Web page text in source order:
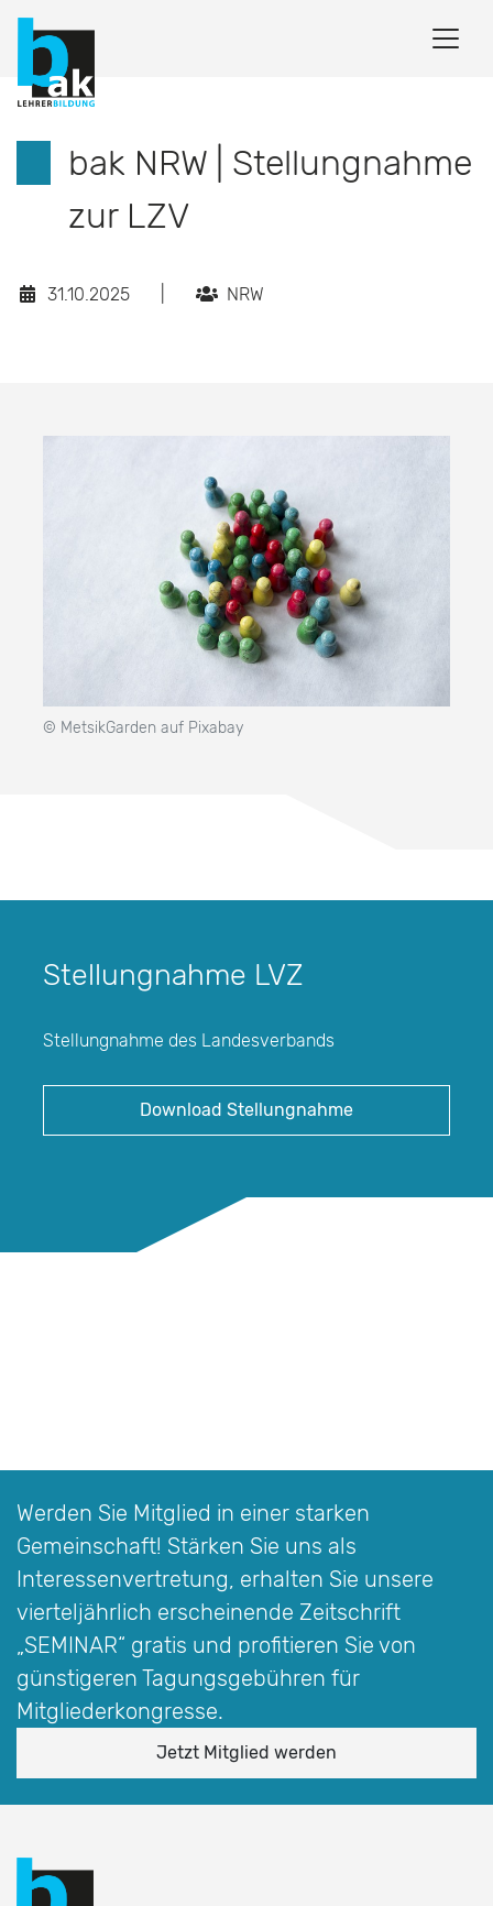
bak NRW | Stellungnahme
zur LZV
31.10.2025 NRW
© MetsikGarden auf Pixabay
Stellungnahme LVZ
Stellungnahme des Landesverbands
Download Stellungnahme
Werden Sie Mitglied in einer starken
Gemeinschaft! Stärken Sie uns als
Interessen­vertretung, erhalten Sie unsere
vierteljährlich erscheinende Zeitschrift
„SEMINAR“ gratis und profitieren Sie von
günstigeren Tagungsgebühren für
Mitgliederkongresse.
Jetzt Mitglied werden